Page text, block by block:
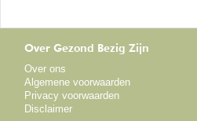
Over Gezond Bezig Zijn
Over ons
Algemene voorwaarden
Privacy voorwaarden
Disclaimer